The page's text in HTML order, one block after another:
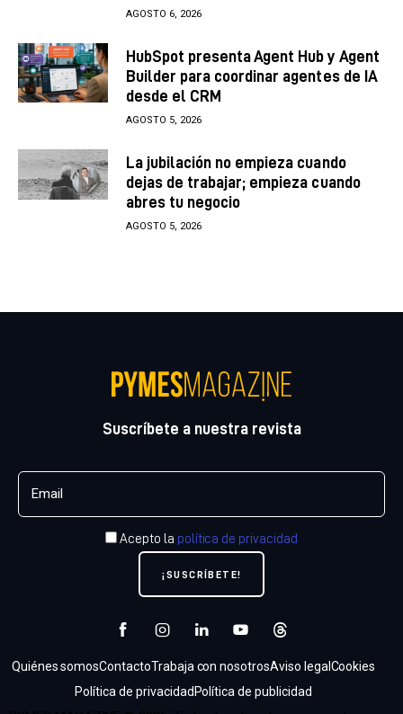
AGOSTO 6, 2026
HubSpot presenta Agent Hub y Agent
Builder para coordinar agentes de IA
desde el CRM
AGOSTO 5, 2026
La jubilación no empieza cuando
dejas de trabajar; empieza cuando
abres tu negocio
AGOSTO 5, 2026
Suscríbete a nuestra revista
Acepto la política de privacidad
Quiénes somosContactoTrabaja con nosotrosAviso legalCookies
Política de privacidad Política de publicidad